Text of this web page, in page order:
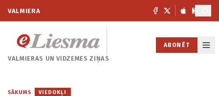
VALMIERA
VALMIERAS UNVIDZEMES ZIŅAS
ABONĒT
SĀKUMS / VIEDOKĻI